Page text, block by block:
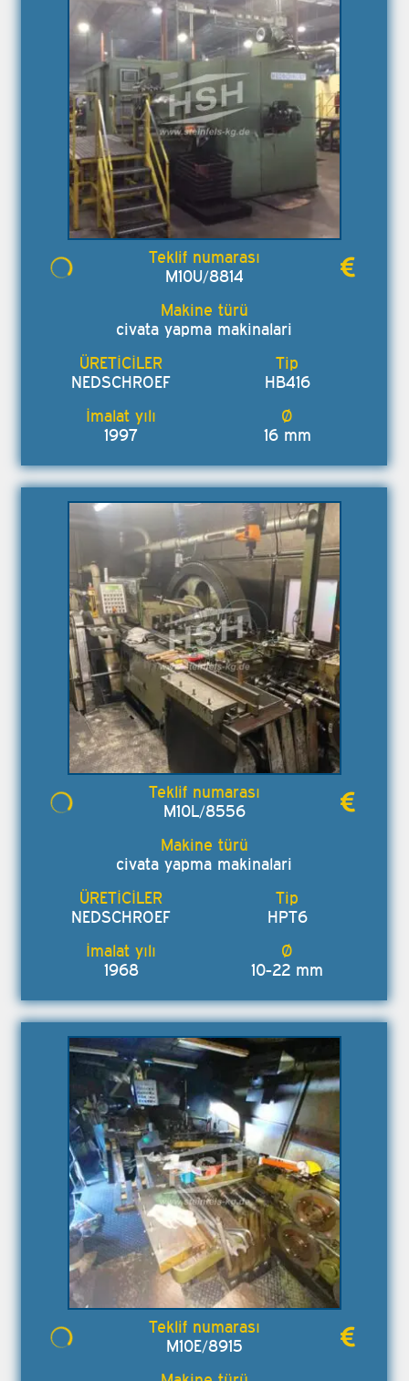
M10U/8814
civata yapma makinalari
NEDSCHROEF HB416
1997 16 mm
M10L/8556
civata yapma makinalari
NEDSCHROEF HPT6
1968 10-22 mm
M10E/8915